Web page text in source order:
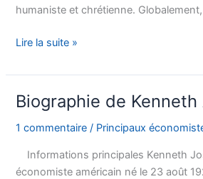
humaniste et chrétienne. Globalement,
Biographie
Karl
Polanyi
Lire la suite »
Biographie de
1 commentaire / Principaux
Informations principales Kenneth
économiste américain né le 23 août